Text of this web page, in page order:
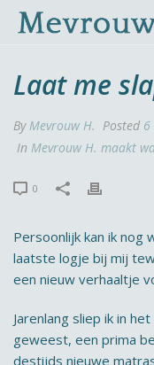
Laat me
ByMevrouw H. Posted 6
In Mevrouw H. maakt
0
Persoonlijk kan ik nog
laatste logje bij mij
een nieuw verhaaltje
Jarenlang sliep ik in
geweest, een prima
destijds nieuwe